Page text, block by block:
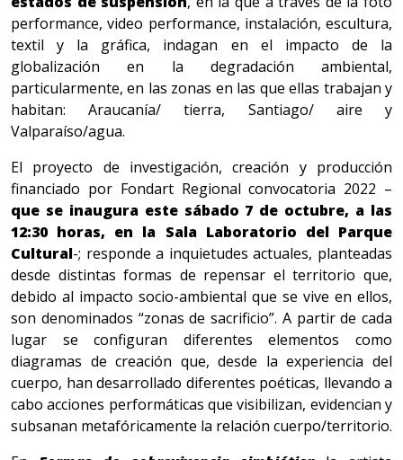
performance, video performance, instalación, escultura,
textil y la gráfica, indagan en el impacto de la
globalización en la degradación ambiental,
particularmente, en las zonas en las que ellas trabajan y
habitan: Araucanía/ tierra, Santiago/ aire y
Valparaíso/agua.
El proyecto de investigación, creación y producción
financiado por Fondart Regional convocatoria 2022 –
que se inaugura este sábado 7 de octubre, a las
12:30 horas, en la Sala Laboratorio del Parque
Cultural-; responde a inquietudes actuales, planteadas
desde distintas formas de repensar el territorio que,
debido al impacto socio-ambiental que se vive en ellos,
son denominados “zonas de sacrificio”. A partir de cada
lugar se configuran diferentes elementos como
diagramas de creación que, desde la experiencia del
cuerpo, han desarrollado diferentes poéticas, llevando a
cabo acciones performáticas que visibilizan, evidencian y
subsanan metafóricamente la relación cuerpo/territorio.